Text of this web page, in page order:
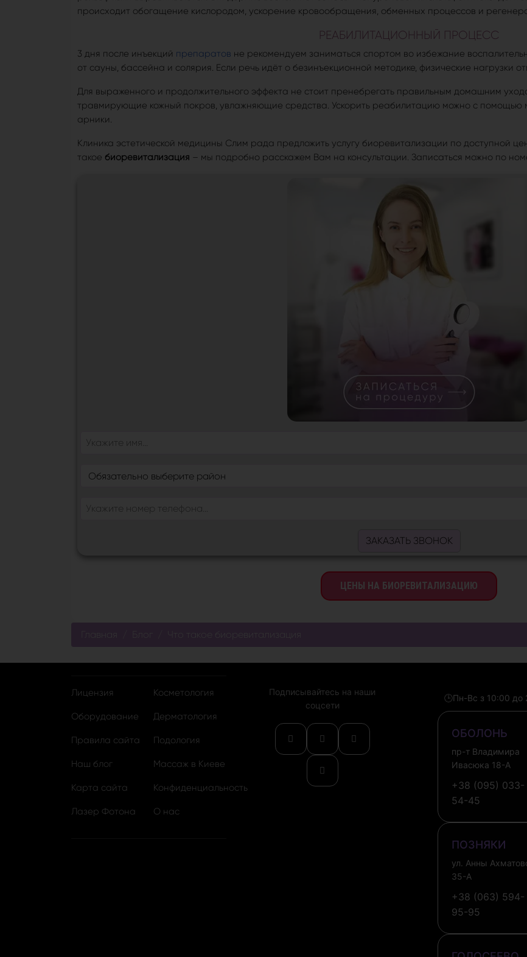
происходит обогащение кислородом, ускорение кровообращения, обменных процессов и
РЕАБИЛИТАЦИОННЫЙ ПРОЦЕСС
3 дня после инъекций препаратов не рекомендуем заниматься спортом во избежание
от сауны, бассейна и солярия. Если речь идёт о безинъекционной методике, физические нагрузки
Для выраженного и продолжительного эффекта не стоит пренебрегать правильным домашним
травмирующие кожный покров, увлажняющие средства. Ускорить реабилитацию можно с помощью
арники.
Клиника эстетической медицины Слим рада предложить услугу биоревитализации по доступной
такое биоревитализация – мы подробно расскажем Вам на консультации. Записаться можно по
ЗАКАЗАТЬ ЗВОНОК
ЦЕНЫ НА БИОРЕВИТАЛИЗАЦИЮ
Главная Что такое биоревитализация
Лицензия
Оборудование
Правила сайта
Наш блог
Карта сайта
Лазер Фотона
Косметология
Дерматология
Подология
Массаж в Киеве
Конфиденциальность
О нас
Подписывайтесь на наши
соцсети
🕒Пн-Вс з 10:00 до
ОБОЛОНЬ
пр-т Владимира
Ивасюка 18-А
+38 (095) 033-
54-45
ПОЗНЯКИ
ул. Анны
35-А
+38 (063) 594-
95-95